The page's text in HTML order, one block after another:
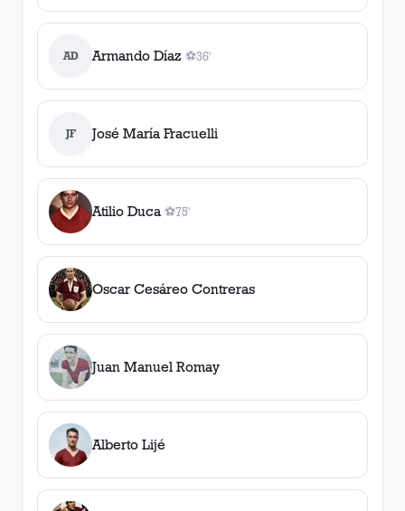
AD Armando Díaz ⚽
1gol
36'
JF José María Fracuelli
Atilio Duca ⚽
1gol
75'
Oscar Cesáreo Contreras
Juan Manuel Romay
Alberto Lijé